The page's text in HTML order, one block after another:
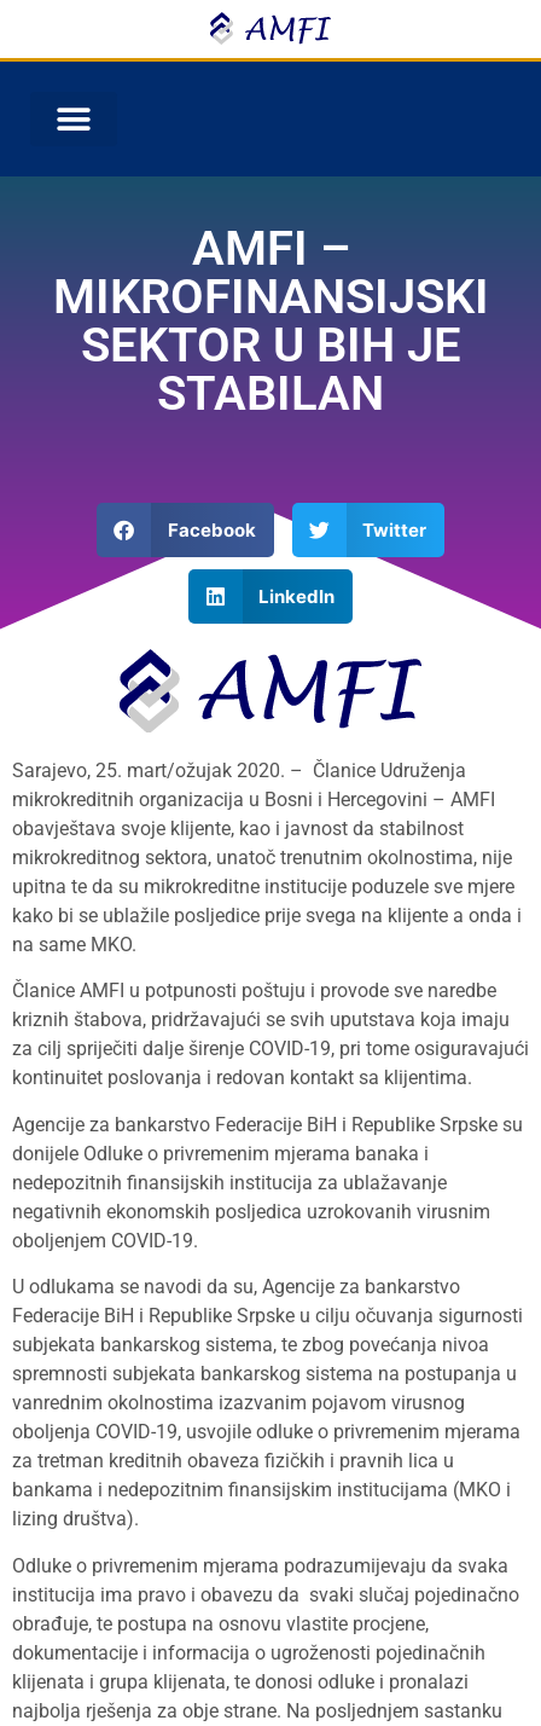
AMFI –
MIKROFINANSIJSKI
SEKTOR U BIH JE
STABILAN
Facebook Twitter
LinkedIn
Sarajevo, 25. mart/ožujak 2020. – Članice Udruženja
mikrokreditnih organizacija u Bosni i Hercegovini – AMFI
obavještava svoje klijente, kao i javnost da stabilnost
mikrokreditnog sektora, unatoč trenutnim okolnostima, nije
upitna te da su mikrokreditne institucije poduzele sve mjere
kako bi se ublažile posljedice prije svega na klijente a onda i
na same MKO.
Članice AMFI u potpunosti poštuju i provode sve naredbe
kriznih štabova, pridržavajući se svih uputstava koja imaju
za cilj spriječiti dalje širenje COVID-19, pri tome osiguravajući
kontinuitet poslovanja i redovan kontakt sa klijentima.
Agencije za bankarstvo Federacije BiH i Republike Srpske su
donijele Odluke o privremenim mjerama banaka i
nedepozitnih finansijskih institucija za ublažavanje
negativnih ekonomskih posljedica uzrokovanih virusnim
oboljenjem COVID-19.
U odlukama se navodi da su, Agencije za bankarstvo
Federacije BiH i Republike Srpske u cilju očuvanja sigurnosti
subjekata bankarskog sistema, te zbog povećanja nivoa
spremnosti subjekata bankarskog sistema na postupanja u
vanrednim okolnostima izazvanim pojavom virusnog
oboljenja COVID-19, usvojile odluke o privremenim mjerama
za tretman kreditnih obaveza fizičkih i pravnih lica u
bankama i nedepozitnim finansijskim institucijama (MKO i
lizing društva).
Odluke o privremenim mjerama podrazumijevaju da svaka
institucija ima pravo i obavezu da svaki slučaj pojedinačno
obrađuje, te postupa na osnovu vlastite procjene,
dokumentacije i informacija o ugroženosti pojedinačnih
klijenata i grupa klijenata, te donosi odluke i pronalazi
najbolja rješenja za obje strane. Na posljednjem sastanku